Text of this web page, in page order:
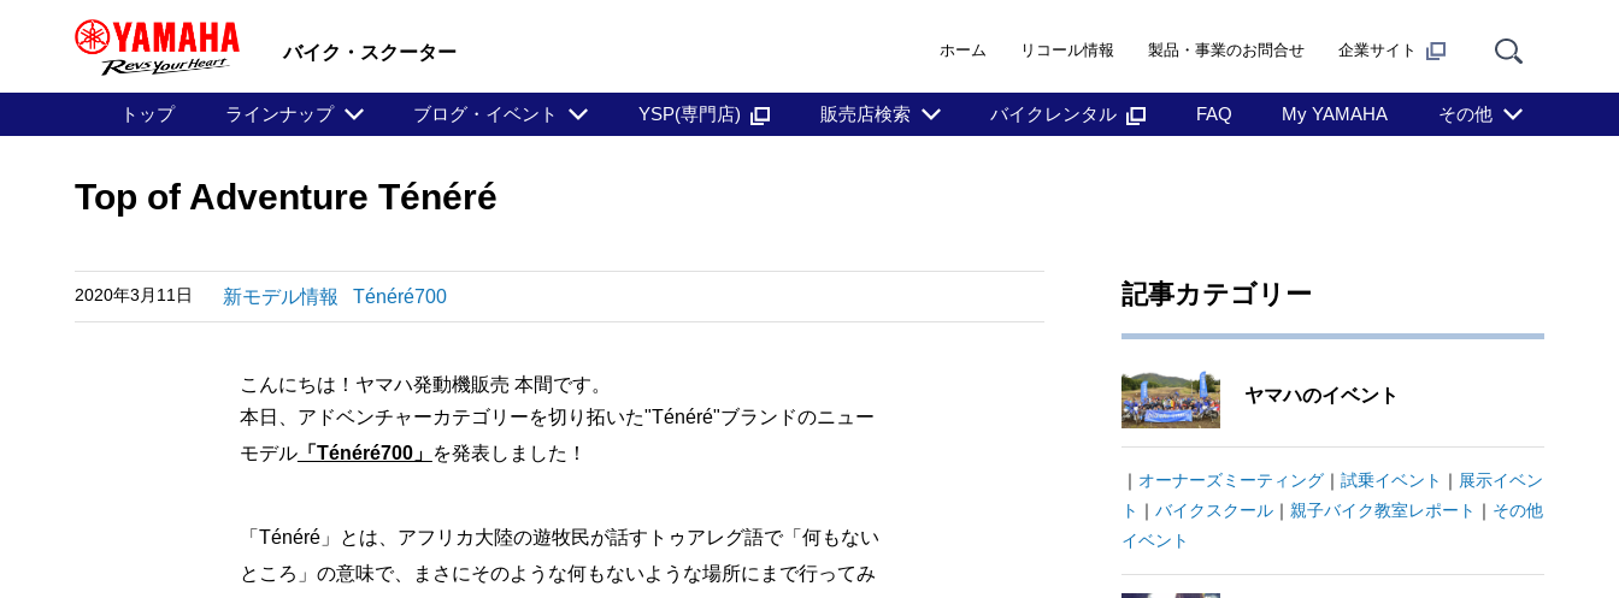
バイク・スクーター ホーム リコール情報 製品・事業のお問合せ 企業サイト
トップ ラインナップ ブログ・イベント YSP(専門店) 販売店検索 バイクレンタル FAQ My YAMAHA その他
Top of Adventure Ténéré
2020年3月11日 新モデル情報 Ténéré700
こんにちは！ヤマハ発動機販売 本間です。
本日、アドベンチャーカテゴリーを切り拓いた"Ténéré"ブランドのニュー
モデル「Ténéré700」 を発表しました！
「Ténéré」とは、アフリカ大陸の遊牧民が話すトゥアレグ語で「何もない
ところ」の意味で、まさにそのような何もないような場所にまで行ってみ
記事カテゴリー
ヤマハのイベント
｜ オーナーズミーティング｜ 試乗イベント ｜ 展示イベン
ト ｜ バイクスクール｜ 親子バイク教室レポート ｜ その他
イベント